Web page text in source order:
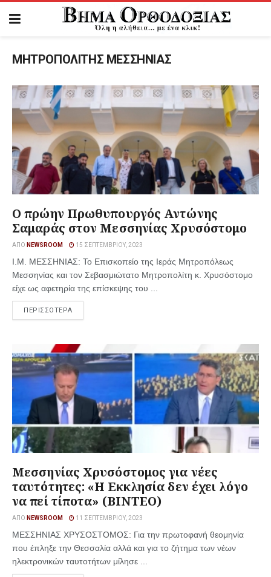
ΜΗΤΡΟΠΟΛΙΤΗΣ ΜΕΣΣΗΝΙΑΣ
Ο πρώην Πρωθυπουργός Αντώνης
Σαμαράς στον Μεσσηνίας Χρυσόστομο
ΑΠΌ NEWSROOM 15 ΣΕΠΤΕΜΒΡΊΟΥ, 2023
Ι.Μ. ΜΕΣΣΗΝΙΑΣ: Το Επισκοπείο της Ιεράς Μητροπόλεως
Μεσσηνίας και τον Σεβασμιώτατο Μητροπολίτη κ. Χρυσόστομο
είχε ως αφετηρία της επίσκεψης του ...
ΠΕΡΙΣΣΟΤΕΡΑ
Μεσσηνίας Χρυσόστομος για νέες
ταυτότητες: «Η Εκκλησία δεν έχει λόγο
να πεί τίποτα» (ΒΙΝΤΕΟ)
ΑΠΌ NEWSROOM 11 ΣΕΠΤΕΜΒΡΊΟΥ, 2023
ΜΕΣΣΗΝΙΑΣ ΧΡΥΣΟΣΤΟΜΟΣ: Για την πρωτοφανή θεομηνία
που έπληξε την Θεσσαλία αλλά και για το ζήτημα των νέων
ηλεκτρονικών ταυτοτήτων μίλησε ...